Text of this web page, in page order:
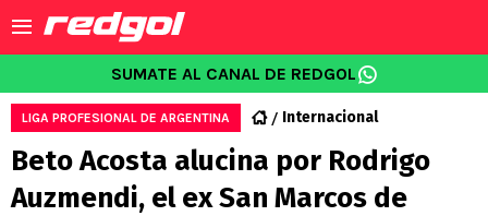
SUMATE AL CANAL DE REDGOL
LIGA PROFESIONAL DE ARGENTINA Internacional
Beto Acosta alucina por Rodrigo
Auzmendi, el ex San Marcos de